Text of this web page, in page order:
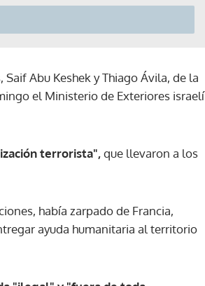
Abu Keshek y Thiago Ávila, de la
el Ministerio de Exteriores israelí
terrorista",que llevaron a los
había zarpado de Francia,
ayuda humanitaria al territorio